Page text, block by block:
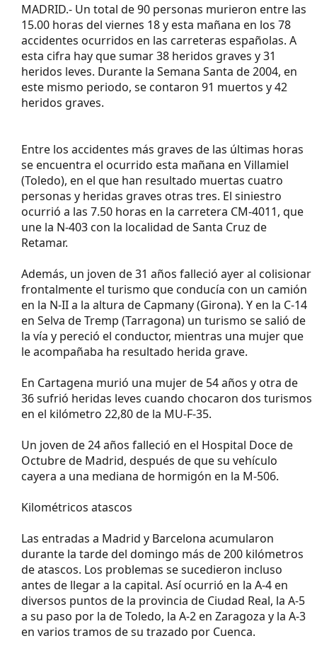
MADRID.- Un total de 90 personas murieron entre las
15.00 horas del viernes 18 y esta mañana en los 78
accidentes ocurridos en las carreteras españolas. A
esta cifra hay que sumar 38 heridos graves y 31
heridos leves. Durante la Semana Santa de 2004, en
este mismo periodo, se contaron 91 muertos y 42
heridos graves.
Entre los accidentes más graves de las últimas horas
se encuentra el ocurrido esta mañana en Villamiel
(Toledo), en el que han resultado muertas cuatro
personas y heridas graves otras tres. El siniestro
ocurrió a las 7.50 horas en la carretera CM-4011, que
une la N-403 con la localidad de Santa Cruz de
Retamar.
Además, un joven de 31 años falleció ayer al colisionar
frontalmente el turismo que conducía con un camión
en la N-II a la altura de Capmany (Girona). Y en la C-14
en Selva de Tremp (Tarragona) un turismo se salió de
la vía y pereció el conductor, mientras una mujer que
le acompañaba ha resultado herida grave.
En Cartagena murió una mujer de 54 años y otra de
36 sufrió heridas leves cuando chocaron dos turismos
en el kilómetro 22,80 de la MU-F-35.
Un joven de 24 años falleció en el Hospital Doce de
Octubre de Madrid, después de que su vehículo
cayera a una mediana de hormigón en la M-506.
Kilométricos atascos
Las entradas a Madrid y Barcelona acumularon
durante la tarde del domingo más de 200 kilómetros
de atascos. Los problemas se sucedieron incluso
antes de llegar a la capital. Así ocurrió en la A-4 en
diversos puntos de la provincia de Ciudad Real, la A-5
a su paso por la de Toledo, la A-2 en Zaragoza y la A-3
en varios tramos de su trazado por Cuenca.